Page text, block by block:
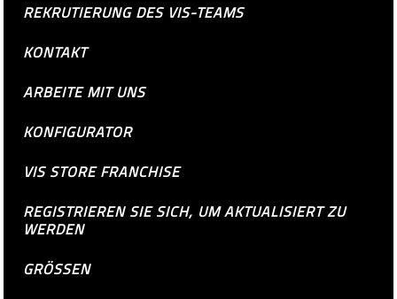
REKRUTIERUNG DES VIS-TEAMS
KONTAKT
ARBEITE MIT UNS
KONFIGURATOR
VIS STORE FRANCHISE
REGISTRIEREN SIE SICH, UM AKTUALISIERT ZU
WERDEN
GRÖSSEN